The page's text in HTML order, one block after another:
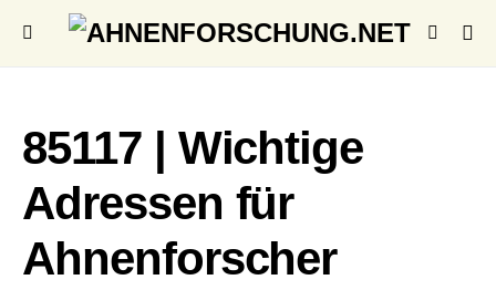
85117 | Wichtige
Adressen für
Ahnenforscher